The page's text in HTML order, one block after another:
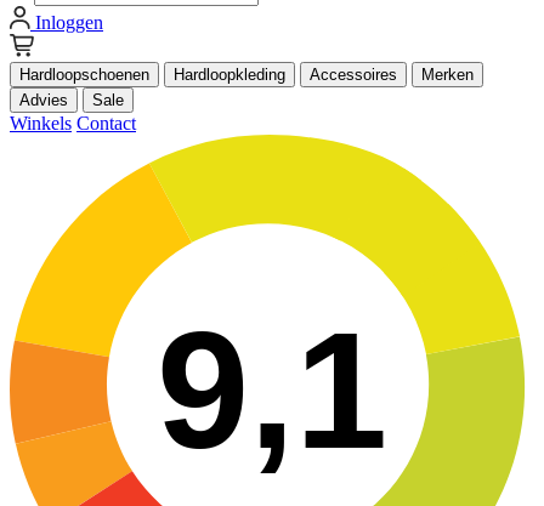
Inloggen
Hardloopschoenen Hardloopkleding Accessoires
Merken
Advies
Sale
Winkels Contact
9,1